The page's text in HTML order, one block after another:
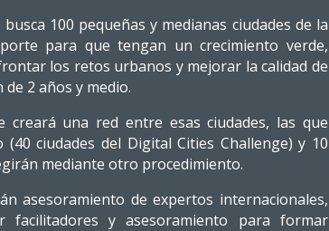
100 pequeñas y medianas ciudades de la
para que tengan un crecimiento verde,
los retos urbanos y mejorar la calidad de
2 años y medio.
creará una red entre esas ciudades, las que
ciudades del Digital Cities Challenge) y 10
mediante otro procedimiento.
asesoramiento de expertos internacionales,
facilitadores y asesoramiento para formar